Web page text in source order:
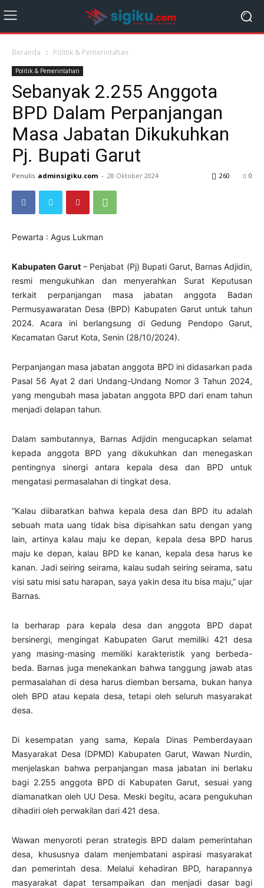
Beranda Politik & Pemerintahan
Politik & Pemerintahan
Sebanyak 2.255 Anggota
BPD Dalam Perpanjangan
Masa Jabatan Dikukuhkan
Pj. Bupati Garut
Penulis adminsigiku.com - 28 Oktober 2024 0
260
Pewarta : Agus Lukman
Kabupaten Garut – Penjabat (Pj) Bupati Garut, Barnas Adjidin,
resmi mengukuhkan dan menyerahkan Surat Keputusan
terkait perpanjangan masa jabatan anggota Badan
Permusyawaratan Desa (BPD) Kabupaten Garut untuk tahun
2024. Acara ini berlangsung di Gedung Pendopo Garut,
Kecamatan Garut Kota, Senin (28/10/2024).
Perpanjangan masa jabatan anggota BPD ini didasarkan pada
Pasal 56 Ayat 2 dari Undang-Undang Nomor 3 Tahun 2024,
yang mengubah masa jabatan anggota BPD dari enam tahun
menjadi delapan tahun.
Dalam sambutannya, Barnas Adjidin mengucapkan selamat
kepada anggota BPD yang dikukuhkan dan menegaskan
pentingnya sinergi antara kepala desa dan BPD untuk
mengatasi permasalahan di tingkat desa.
“Kalau diibaratkan bahwa kepala desa dan BPD itu adalah
sebuah mata uang tidak bisa dipisahkan satu dengan yang
lain, artinya kalau maju ke depan, kepala desa BPD harus
maju ke depan, kalau BPD ke kanan, kepala desa harus ke
kanan. Jadi seiring seirama, kalau sudah seiring seirama, satu
visi satu misi satu harapan, saya yakin desa itu bisa maju,” ujar
Barnas.
Ia berharap para kepala desa dan anggota BPD dapat
bersinergi, mengingat Kabupaten Garut memiliki 421 desa
yang masing-masing memiliki karakteristik yang berbeda-
beda. Barnas juga menekankan bahwa tanggung jawab atas
permasalahan di desa harus diemban bersama, bukan hanya
oleh BPD atau kepala desa, tetapi oleh seluruh masyarakat
desa.
Di kesempatan yang sama, Kepala Dinas Pemberdayaan
Masyarakat Desa (DPMD) Kabupaten Garut, Wawan Nurdin,
menjelaskan bahwa perpanjangan masa jabatan ini berlaku
bagi 2.255 anggota BPD di Kabupaten Garut, sesuai yang
diamanatkan oleh UU Desa. Meski begitu, acara pengukuhan
dihadiri oleh perwakilan dari 421 desa.
Wawan menyoroti peran strategis BPD dalam pemerintahan
desa, khususnya dalam menjembatani aspirasi masyarakat
dan pemerintah desa. Melalui kehadiran BPD, harapannya
masyarakat dapat tersampaikan dan menjadi dasar bagi